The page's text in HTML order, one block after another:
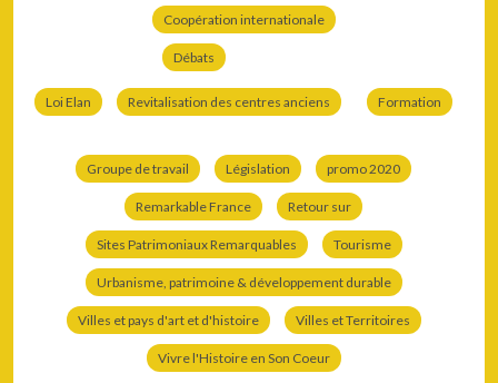
Coopération internationale
Débats
Loi Elan Revitalisation des centres anciens Formation
Groupe de travail Législation promo 2020
Remarkable France Retour sur
Sites Patrimoniaux Remarquables Tourisme
Urbanisme, patrimoine & développement durable
Villes et pays d'art et d'histoire Villes et Territoires
Vivre l'Histoire en Son Coeur